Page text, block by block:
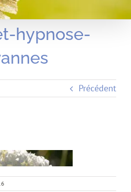
hypnose-
Précédent